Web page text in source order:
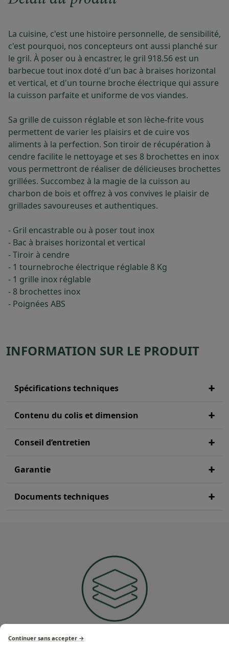
La cuisine, c'est une histoire personnelle, de sensibilité,
c'est pourquoi, nos concepteurs ont aussi planché sur
le gril. À poser ou à encastrer, le gril 918.56 est un
barbecue tout inox doté d'un bac à braises horizontal
et vertical, et d'un tourne broche électrique qui assure
la cuisson parfaite et uniforme de vos viandes.
Sa grille de cuisson réglable et son lèche-frite vous
permettent de varier les plaisirs et de cuire vos
aliments à la perfection. Son tiroir de récupération à
cendre facilite le nettoyage et ses 8 brochettes en inox
vous permettront de réaliser de délicieuses brochettes
grillées. Succombez à la magie de la cuisson au
charbon de bois et offrez à vos convives le plaisir de
grillades savoureuses et authentiques.
- Gril encastrable ou à poser tout inox
- Bac à braises horizontal et vertical
- Tiroir à cendre
- 1 tournebroche électrique réglable 8 Kg
- 1 grille inox réglable
- 8 brochettes inox
- Poignées ABS
INFORMATION SUR LE PRODUIT
Spécifications techniques
Contenu du colis et dimension
Conseil d’entretien
Garantie
Documents techniques
Revêtement 3 couches
Continuer sans accepter →